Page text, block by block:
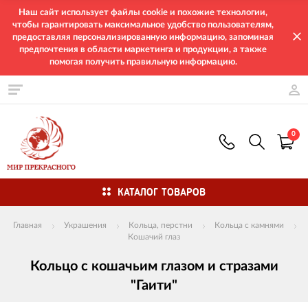
Наш сайт использует файлы cookie и похожие технологии,
чтобы гарантировать максимальное удобство пользователям,
предоставляя персонализированную информацию, запоминая
предпочтения в области маркетинга и продукции, а также
помогая получить правильную информацию.
0
КАТАЛОГ ТОВАРОВ
Главная Украшения Кольца, перстни
Кольца с камнями
Кошачий глаз
Кольцо с кошачьим глазом и стразами
"Гаити"